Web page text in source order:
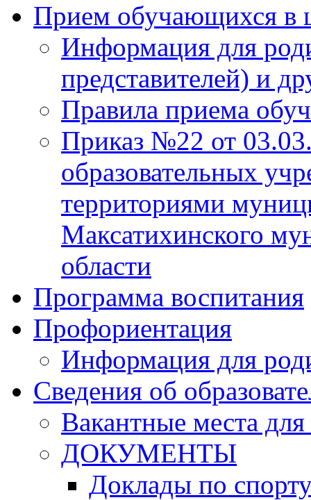
Прием обучающихся в
Информация для
представителей) и
Правила приема
Приказ №22 от
образовательных
территориями
Максатихинского
области
Программа воспитания
Профориентация
Информация для
Сведения об
Вакантные места
ДОКУМЕНТЫ
Доклады по